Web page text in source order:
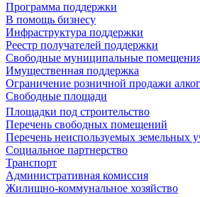
Программа поддержки
В помощь бизнесу
Инфраструктура поддержки
Реестр получателей поддержки
Свободные муниципальные
Имущественная поддержка
Ограничение розничной продажи
Свободные площади
Площадки под строительство
Перечень свободных помещений
Перечень неиспользуемых земельных
Социальное партнерство
Транспорт
Административная комиссия
Жилищно-коммунальное хозяйство